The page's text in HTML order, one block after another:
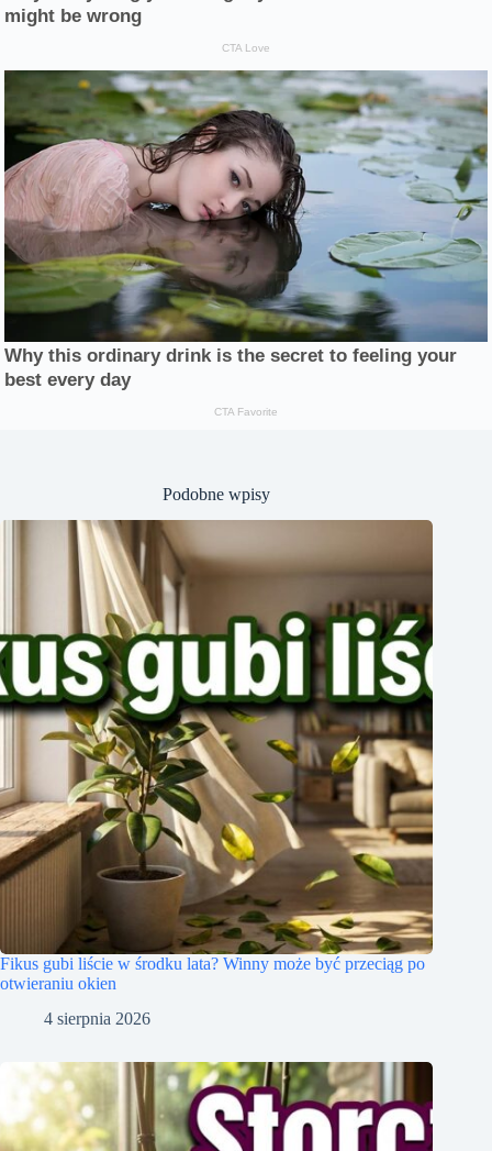
Podobne wpisy
Fikus gubi liście w środku lata? Winny może być przeciąg po
otwieraniu okien
4 sierpnia 2026